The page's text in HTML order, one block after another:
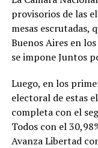
provisorios de las
mesas escrutadas,
Buenos Aires en
se impone Juntos
Luego, en los
electoral de estas
completa con el
Todos con el
Avanza Libertad